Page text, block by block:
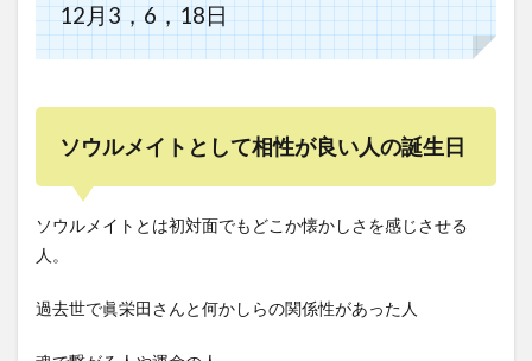
12月3，6，18日
ソウルメイトとして相性が良い人の誕生日
ソウルメイトとは初対面でもどこか懐かしさを感じさせる
人。
過去世で眞栄田さんと何かしらの関係性があった人